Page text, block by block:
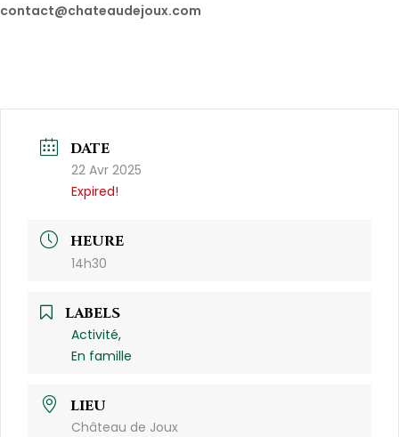
contact@chateaudejoux.com
DATE
22 Avr 2025
Expired!
HEURE
14h30
LABELS
Activité,
En famille
LIEU
Château de Joux